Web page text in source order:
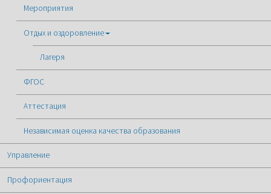
Мероприятия
Отдых и оздоровление
Лагеря
ФГОС
Аттестация
Независимая оценка качества образования
Управление
Профориентация